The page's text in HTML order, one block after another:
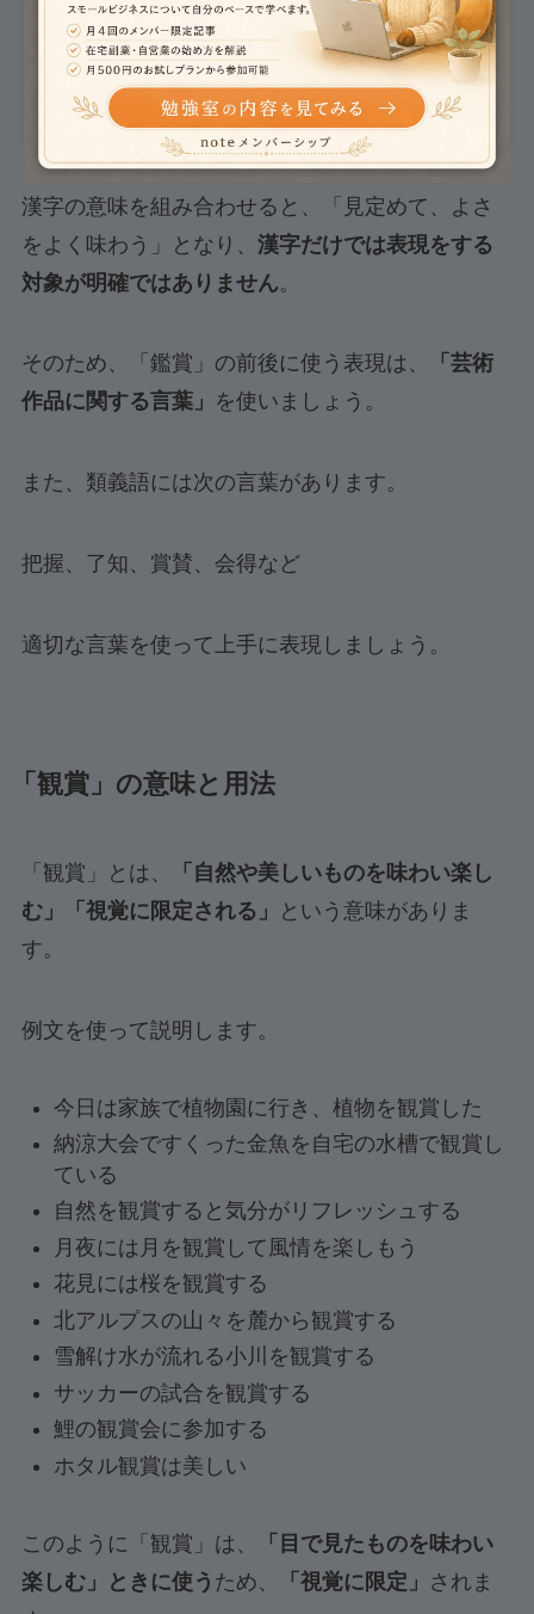
（ニ）美しさや、よさをよく味わう。
（引用サイト：広辞苑無料検索 新明解国語辞
典
）
漢字の意味を組み合わせると、「見定めて、よさ
をよく味わう」となり、 漢字だけでは表現をする
対象が明確ではありません。
そのため、「鑑賞」の前後に使う表現は、
「芸術
作品に関する言葉」 を使いましょう。
また、類義語には次の言葉があります。
把握、了知、賞賛、会得など
適切な言葉を使って上手に表現しましょう。
「観賞」の意味と用法
「観賞」とは、
「自然や美しいものを味わい楽し
む」「視覚に限定される」
という意味がありま
す。
例文を使って説明します。
今日は家族で植物園に行き、植物を観賞した
納涼大会ですくった金魚を自宅の水槽で観賞し
ている
自然を観賞すると気分がリフレッシュする
月夜には月を観賞して風情を楽しもう
花見には桜を観賞する
北アルプスの山々を麓から観賞する
雪解け水が流れる小川を観賞する
サッカーの試合を観賞する
鯉の観賞会に参加する
ホタル観賞は美しい
このように「観賞」は、
「目で見たものを味わい
楽しむ」ときに使う ため、 「視覚に限定」 されま